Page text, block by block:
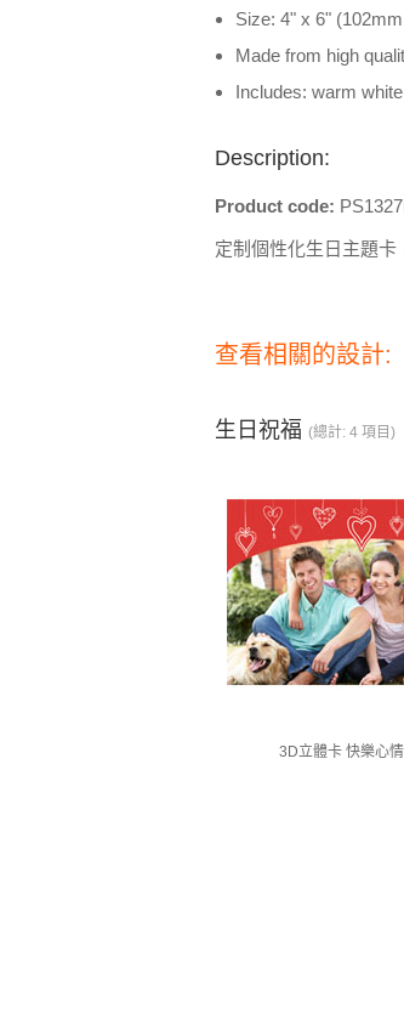
Size: 4" x 6"
Made from high
Includes: warm
Description:
Product code:
定制個性化生日主題
查看相關的設計:
生日祝福 (總計: 4 項目)
3D立體卡 快樂心